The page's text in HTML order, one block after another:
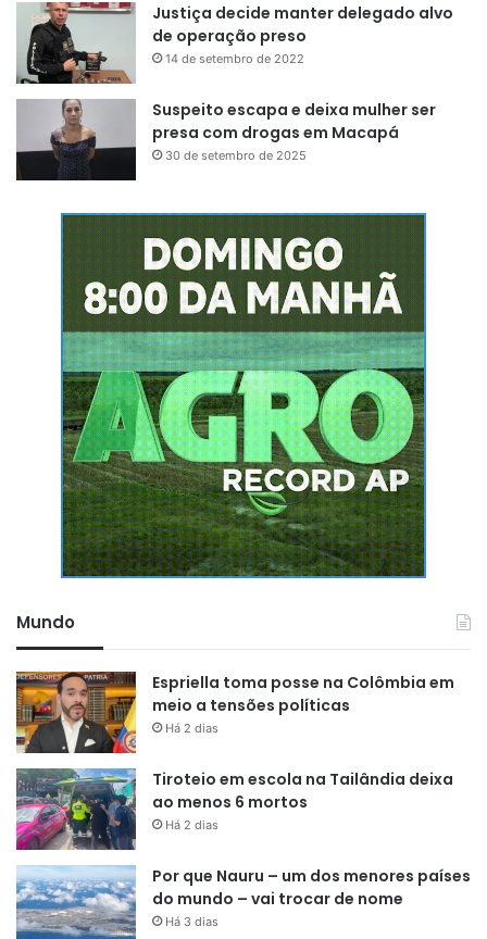
Justiça decide manter delegado alvo
de operação preso
14 de setembro de 2022
Suspeito escapa e deixa mulher ser
presa com drogas em Macapá
30 de setembro de 2025
Mundo
Espriella toma posse na Colômbia em
meio a tensões políticas
Há 2 dias
Tiroteio em escola na Tailândia deixa
ao menos 6 mortos
Há 2 dias
Por que Nauru – um dos menores países
do mundo – vai trocar de nome
Há 3 dias